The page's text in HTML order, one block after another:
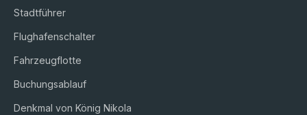
Stadtführer
Flughafenschalter
Fahrzeugflotte
Buchungsablauf
Denkmal von König Nikola